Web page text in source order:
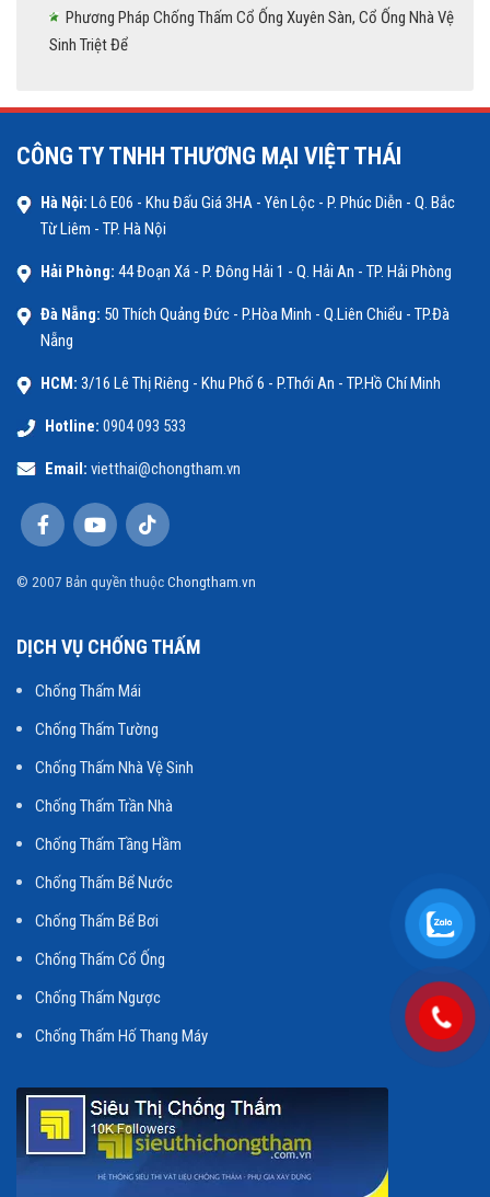
Phương Pháp Chống Thấm Cổ Ống Xuyên Sàn, Cổ Ống Nhà Vệ
Sinh Triệt Để
CÔNG TY TNHH THƯƠNG MẠI VIỆT THÁI
Hà Nội: Lô E06 - Khu Đấu Giá 3HA - Yên Lộc - P. Phúc Diễn - Q. Bắc
Từ Liêm - TP. Hà Nội
Hải Phòng: 44 Đoạn Xá - P. Đông Hải 1 - Q. Hải An - TP. Hải Phòng
Đà Nẵng: 50 Thích Quảng Đức - P.Hòa Minh - Q.Liên Chiểu - TP.Đà
Nẵng
HCM: 3/16 Lê Thị Riêng - Khu Phố 6 - P.Thới An - TP.Hồ Chí Minh
Hotline: 0904 093 533
Email: vietthai@chongtham.vn
© 2007 Bản quyền thuộc Chongtham.vn
DỊCH VỤ CHỐNG THẤM
Chống Thấm Mái
Chống Thấm Tường
Chống Thấm Nhà Vệ Sinh
Chống Thấm Trần Nhà
Chống Thấm Tầng Hầm
Chống Thấm Bể Nước
Chống Thấm Bể Bơi
Chống Thấm Cổ Ống
Chống Thấm Ngược
Chống Thấm Hố Thang Máy